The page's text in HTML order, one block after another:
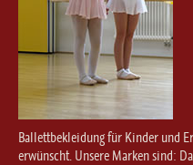
Ballettbekleidung für Kinder und
erwünscht. Unsere Marken sind: